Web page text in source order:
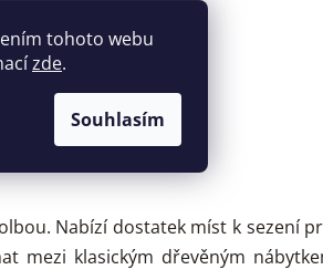
tohoto webu
zde.
Souhlasím
Nabízí dostatek míst k sezení
mezi klasickým dřevěným